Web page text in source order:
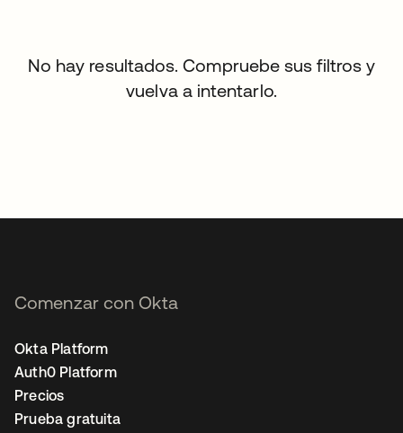
No hay resultados. Compruebe sus filtros y
vuelva a intentarlo.
Comenzar con Okta
Okta Platform
Auth0 Platform
Precios
Prueba gratuita